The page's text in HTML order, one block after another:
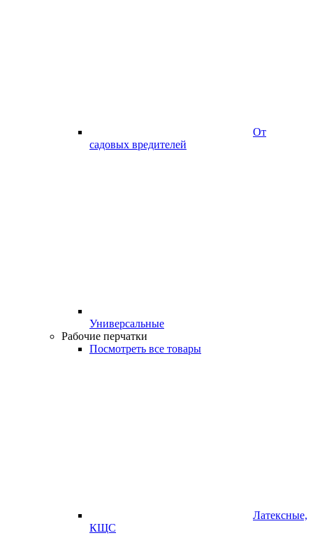
От
садовых вредителей
Универсальные
Рабочие перчатки
Посмотреть все товары
Латексные,
КЩС